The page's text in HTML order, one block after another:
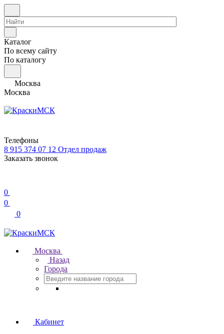
Каталог
По всему сайту
По каталогу
Москва
Москва
Телефоны
8 915 374 07 12 Отдел продаж
Заказать звонок
0
0
0
Москва
Назад
Города
Кабинет